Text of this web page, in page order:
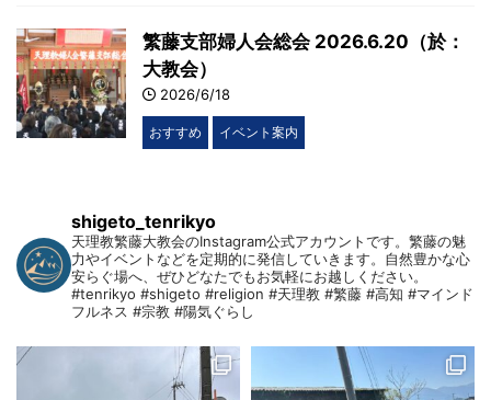
繁藤支部婦人会総会 2026.6.20（於：
大教会）
2026/6/18
おすすめ イベント案内
shigeto_tenrikyo
天理教繁藤大教会のInstagram公式アカウントです。繁藤の魅
力やイベントなどを定期的に発信していきます。自然豊かな心
安らぐ場へ、ぜひどなたでもお気軽にお越しください。
#tenrikyo #shigeto #religion #天理教 #繁藤 #高知 #マインド
フルネス #宗教 #陽気ぐらし